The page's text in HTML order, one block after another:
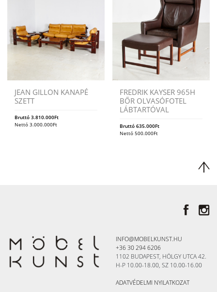
JEAN GILLON KANAPÉ
SZETT
Bruttó 3.810.000Ft
Nettó 3.000.000Ft
FREDRIK KAYSER 965H
BŐR OLVASÓFOTEL
LÁBTARTÓVAL
Bruttó635.000Ft
Nettó500.000Ft
INFO@MOBELKUNST.HU
+36 30 294 6206
1102 BUDAPEST, HÖLGY UTCA 42.
H-P 10.00-18.00, SZ 10.00-16.00
ADATVÉDELMI NYILATKOZAT